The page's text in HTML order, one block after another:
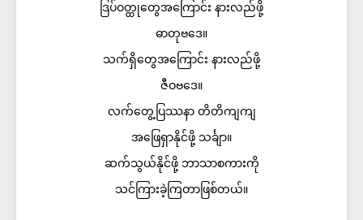
ဒြပ်ဝတ္ထုတွေအကြောင်း နားလည်ဖို့
ဓာတုဗဒေ။
သက်ရှိတွေအကြောင်း နားလည်ဖို့
ဇီဝဗဒေ။
လက်တွေ့ပြဿနာ တိတိကျကျ
အဖြေရှာနိုင်ဖို့ သင်္ချာ။
ဆက်သွယ်နိုင်ဖို့ ဘာသာစကားကို
သင်ကြားခဲ့ကြတာဖြစ်တယ်။